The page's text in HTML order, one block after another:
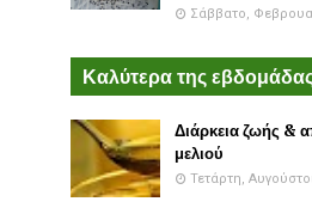
Σάββατο,
Καλύτερα της
Διάρκεια ζωής &
μελιού
Τετάρτη,